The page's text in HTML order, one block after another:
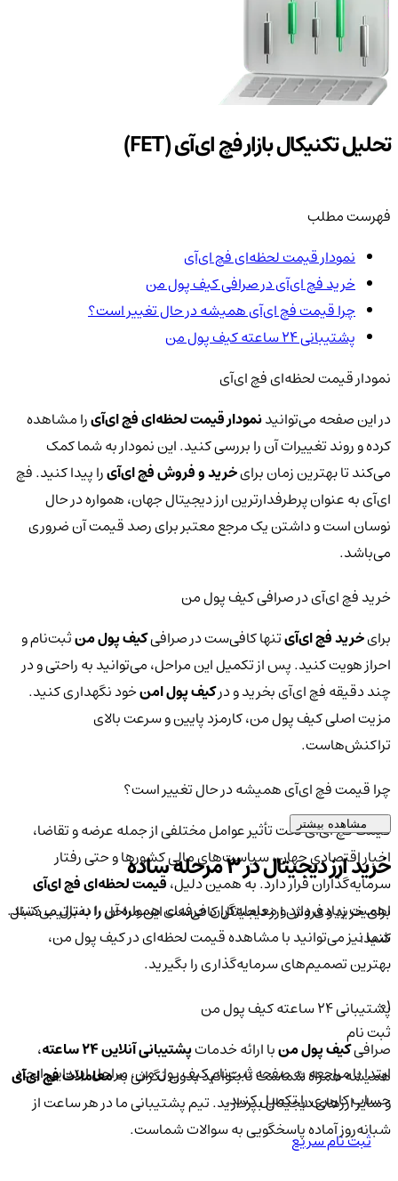
تحلیل تکنیکال بازار فچ ای‌آی (FET)
فهرست مطلب
نمودار قیمت لحظه‌ای فچ ای‌آی
خرید فچ ای‌آی در صرافی کیف پول من
چرا قیمت فچ ای‌آی همیشه در حال تغییر است؟
پشتیبانی ۲۴ ساعته کیف پول من
نمودار قیمت لحظه‌ای فچ ای‌آی
در این صفحه می‌توانیدنمودار قیمت لحظه‌ای فچ ای‌آیرا مشاهده
کرده و روند تغییرات آن را بررسی کنید. این نمودار به شما کمک
می‌کند تا بهترین زمان برایخرید و فروش فچ ای‌آیرا پیدا کنید. فچ
ای‌آی به عنوان پرطرفدارترین ارز دیجیتال جهان، همواره در حال
نوسان است و داشتن یک مرجع معتبر برای رصد قیمت آن ضروری
می‌باشد.
خرید فچ ای‌آی در صرافی کیف پول من
برایخرید فچ ای‌آیتنها کافی‌ست در صرافیکیف پول منثبت‌نام و
احراز هویت کنید. پس از تکمیل این مراحل، می‌توانید به راحتی و در
چند دقیقه فچ ای‌آی بخرید و درکیف پول امنخود نگهداری کنید.
مزیت اصلی کیف پول من، کارمزد پایین و سرعت بالای
تراکنش‌هاست.
چرا قیمت فچ ای‌آی همیشه در حال تغییر است؟
قیمت فچ ای‌آی تحت تأثیر عوامل مختلفی از جمله عرضه و تقاضا،
اخبار اقتصادی جهان، سیاست‌های مالی کشورها و حتی رفتار
سرمایه‌گذاران قرار دارد. به همین دلیل،قیمت لحظه‌ای فچ ای‌آی
اهمیت زیادی دارد و معامله‌گران حرفه‌ای همواره آن را دنبال می‌کنند.
شما نیز می‌توانید با مشاهده قیمت لحظه‌ای در کیف پول من،
بهترین تصمیم‌های سرمایه‌گذاری را بگیرید.
پشتیبانی ۲۴ ساعته کیف پول من
صرافیکیف پول منبا ارائه خدماتپشتیبانی آنلاین ۲۴ ساعته
،
همیشه همراه شماست تا بتوانید بدون نگرانی بهمعاملات فچ ای‌آی
و سایر ارزهای دیجیتال بپردازید. تیم پشتیبانی ما در هر ساعت از
شبانه‌روز آماده پاسخگویی به سوالات شماست.
مشاهده بیشتر
خرید ارز دیجیتال در 3 مرحله ساده
برای خرید و فروش ارز دیجیتال کافی‌ست این مراحل را به‌ترتیب دنبال
کنید:
01
ثبت نام
ابتدا با مراجعه به صفحه ثبت‌نام کیف‌ پول من، مراحل ابتدایی ایجاد
حساب کاربری را تکمیل کنید.
ثبت نام سریع